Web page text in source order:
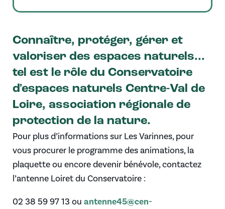
Connaître, protéger, gérer et
valoriser des espaces naturels...
tel est le rôle du Conservatoire
d'espaces naturels Centre-Val de
Loire, association régionale de
protection de la nature.
Pour plus d’informations sur Les Varinnes, pour
vous procurer le programme des animations, la
plaquette ou encore devenir bénévole, contactez
l’antenne Loiret du Conservatoire :
02 38 59 97 13 ou antenne45@cen-